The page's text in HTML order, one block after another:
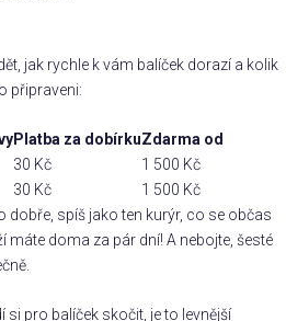
jak rychle k vám balíček dorazí a kolik
připraveni:
Platba za dobírkuZdarma od
30 Kč
1 500 Kč
30 Kč
1 500 Kč
dobře, spíš jako ten kurýr, co se občas
máte doma za pár dní! A nebojte, šesté
pro balíček skočit, je to levnější